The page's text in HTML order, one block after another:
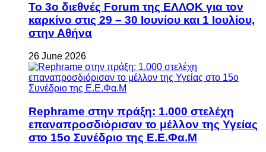
Το 3ο διεθνές Forum της ΕΛΛΟΚ για τον
καρκίνο στις 29 – 30 Ιουνίου και 1 Ιουλίου,
στην Αθήνα
26 June 2026
Rephrame στην πράξη: 1.000 στελέχη
επαναπροσδιόρισαν το μέλλον της Υγείας
στο 15ο Συνέδριο της Ε.Ε.Φα.Μ